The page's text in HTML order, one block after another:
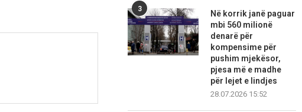
3
Në korrik janë paguar
mbi 560 milionë
denarë për
kompensime për
pushim mjekësor,
pjesa më e madhe
për lejet e lindjes
28.07.2026 15:52